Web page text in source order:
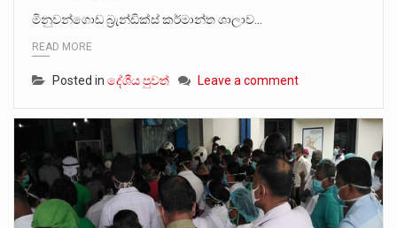
මිනුවන්ගොඩ බ්‍රැන්ඩික්ස් කර්මාන්ත ශාලාව…
READ MORE
Posted in දේශීය පුවත් Leave a comment